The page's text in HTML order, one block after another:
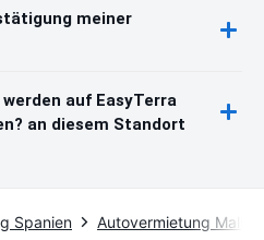
meiner
auf EasyTerra
an diesem Standort
Spanien Autovermietung